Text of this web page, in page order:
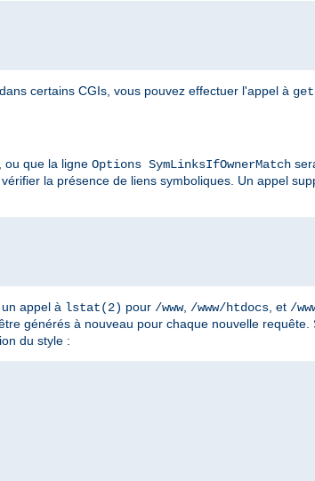
certains CGIs, vous pouvez effectuer l'appel à
ou que la ligne Options SymLinksIfOwnerMatch
la présence de liens symboliques. Un appel
appel à lstat(2) pour /www, /www/htdocs, et /
générés à nouveau pour chaque nouvelle
du style :